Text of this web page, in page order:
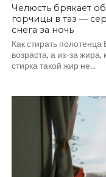
Челюсть брякает
горчицы в таз —
снега за ночь
Как стирать
возраста, а из-за
стирка такой жир не...